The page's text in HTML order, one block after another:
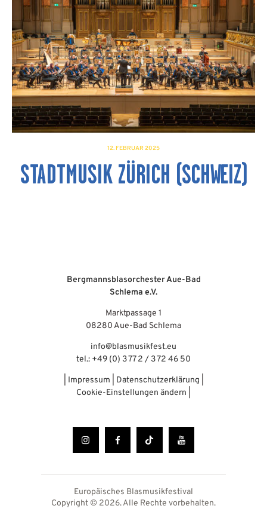
12. FEBRUAR 2025
STADTMUSIK ZÜRICH (SCHWEIZ)
Bergmannsblasorchester Aue-Bad
Schlema e.V.
Marktpassage 1
08280 Aue-Bad Schlema
info@blasmusikfest.eu
tel.: +49 (0) 3 77 2 / 3 72 46 50
Impressum Datenschutzerklärung
Cookie-Einstellungen ändern
Europäisches Blasmusikfestival
Copyright © 2026. Alle Rechte vorbehalten.